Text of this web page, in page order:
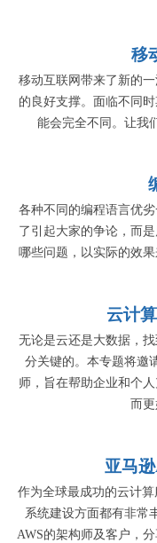
移
移动互联网带来了新的
的良好支撑。面临不同
能会完全不同。让我
各种不同的编程语言优
了引起大家的争论，而
哪些问题，以实际的效
云计
无论是云还是大数据，
分关键的。本专题将邀
师，旨在帮助企业和个
而
亚马
作为全球最成功的云计
系统建设方面都有非常
AWS的架构师及客户，